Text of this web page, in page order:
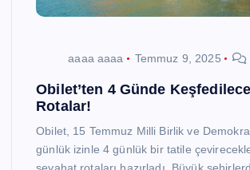
aaaa aaaa Temmuz 9, 2025
Obilet’ten 4 Günde
Rotalar!
Obilet, 15 Temmuz Milli Birlik ve
günlük izinle 4 günlük bir tatile